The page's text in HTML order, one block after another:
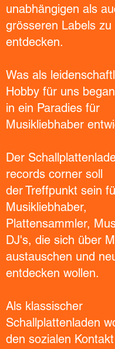
unabhängigen als
grösseren Labels zu
entdecken.
Was als
Hobby für uns
in ein Paradies für
Musikliebhaber
Der
records corner soll
der Treffpunkt sein
Musikliebhaber,
Plattensammler,
DJ's, die sich über
austauschen und
entdecken wollen.
Als klassischer
Schallplattenladen
den sozialen